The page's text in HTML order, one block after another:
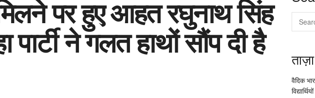
पर हुए आहत रघुनाथ सिंह
पार्टी ने गलत हाथों सौंप दी है
वैदिक